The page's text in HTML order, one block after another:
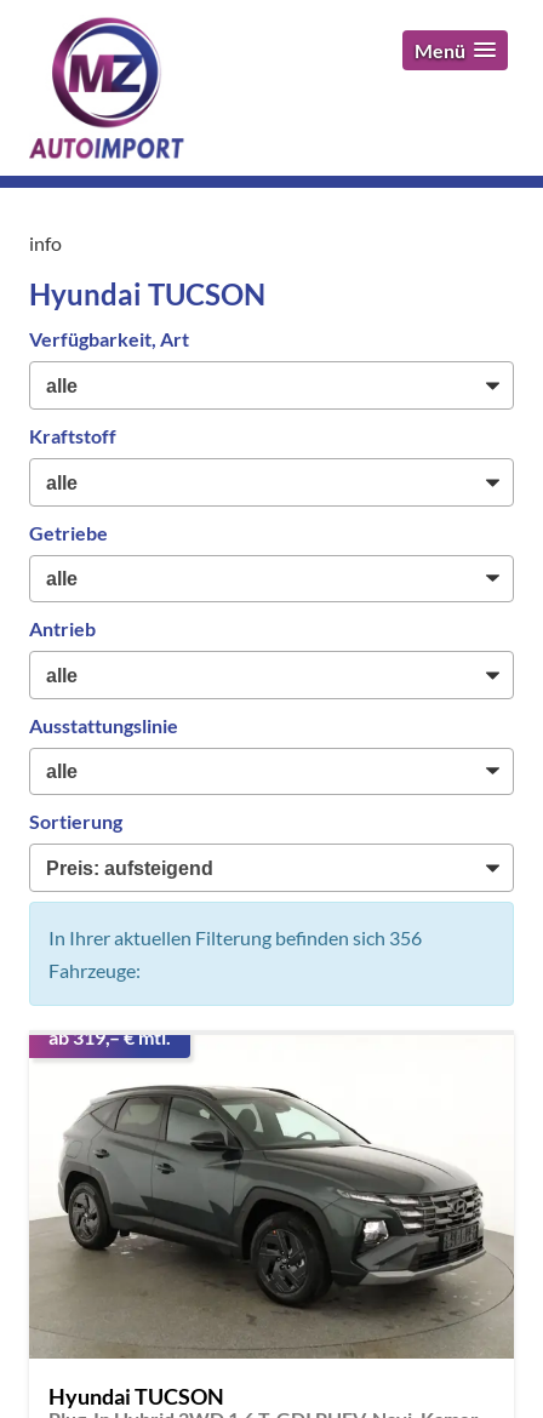
Menü
info
Hyundai TUCSON
Verfügbarkeit, Art
Kraftstoff
Getriebe
Antrieb
Ausstattungslinie
Sortierung
In Ihrer aktuellen Filterung befinden sich 356
Fahrzeuge:
ab 319,– € mtl.
Hyundai TUCSON